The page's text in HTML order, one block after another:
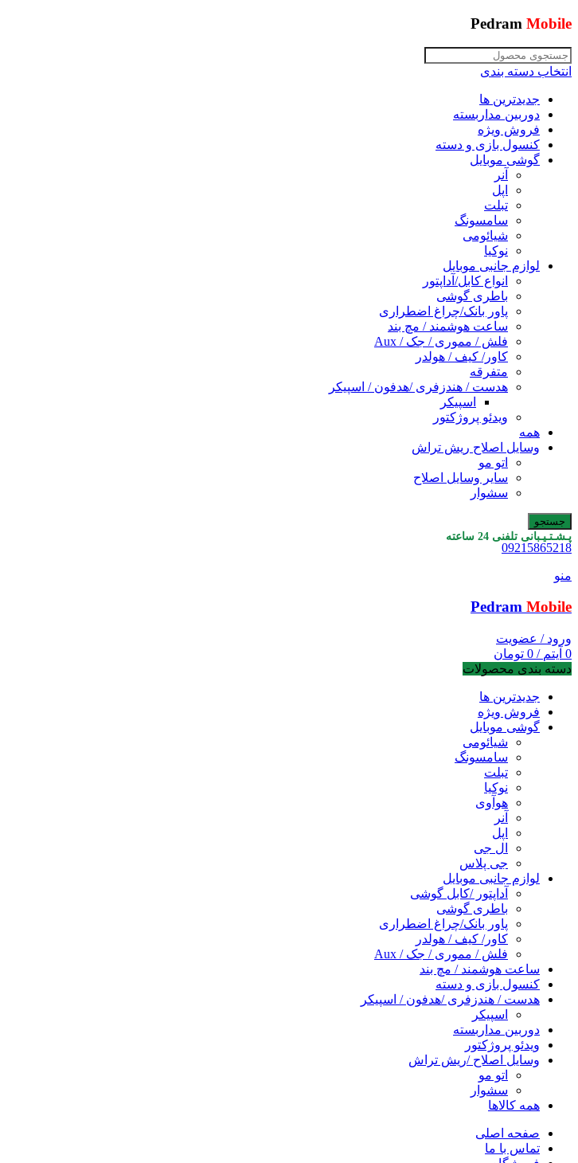
Pedram Mobile
انتخاب دسته بندی
جدیدترین ها
دوربین مداربسته
فروش ویژه
کنسول بازی و دسته
گوشی موبایل
آنر
اپل
تبلت
سامسونگ
شیائومی
نوکیا
لوازم جانبی موبایل
انواع کابل/آداپتور
باطری گوشی
پاور بانک/چراغ اضطراری
ساعت هوشمند / مچ بند
فلش / مموری / جک / Aux
کاور/ کیف / هولدر
متفرقه
هدست / هندزفری /هدفون / اسپیکر
اسپیکر
ویدئو پروژکتور
همه
وسایل اصلاح ریش تراش
اتو مو
سایر وسایل اصلاح
سشوار
جستجو
پـشـتـیـبانی تلفنی 24 ساعته
09215865218
منو
Pedram Mobile
ورود / عضویت
0 آیتم /
0 تومان
دسته بندی محصولات
جدیدترین ها
فروش ویژه
گوشی موبایل
شیائومی
سامسونگ
تبلت
نوکیا
هوآوی
آنر
اپل
ال جی
جی پلاس
لوازم جانبی موبایل
آداپتور /کابل گوشی
باطری گوشی
پاور بانک/چراغ اضطراری
کاور/ کیف / هولدر
فلش / مموری / جک / Aux
ساعت هوشمند / مچ بند
کنسول بازی و دسته
هدست / هندزفری /هدفون / اسپیکر
اسپیکر
دوربین مداربسته
ویدئو پروژکتور
وسایل اصلاح /ریش تراش
اتو مو
سشوار
همه کالاها
صفحه اصلی
تماس با ما